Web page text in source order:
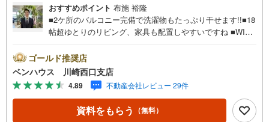
おすすめポイント 布施 裕隆
■2ケ所のバルコニー完備で洗濯物もたっぷり干せます!!■18
帖超ゆとりのリビング、家具も配置しやすいですね ■WIC
リ片付きます■ご見学をご希望のお客様、平日・休日問わず
ご対応させていただきます。■また、オンライン案内・相談
などにも対応しております。 どうぞ お気軽にご連絡下
さい。その他にも・・・●「この物件以外にも何件か一緒に
物件を見てみたい」●「私はローンいくら借りられるのだろ
う？」●「買替えなので、自宅がいくらで売却できるか知り
ゴールド推奨店
ベンハウス 川崎西口支店
4.89 不動産会社レビュー 29件
資料をもらう （無料）